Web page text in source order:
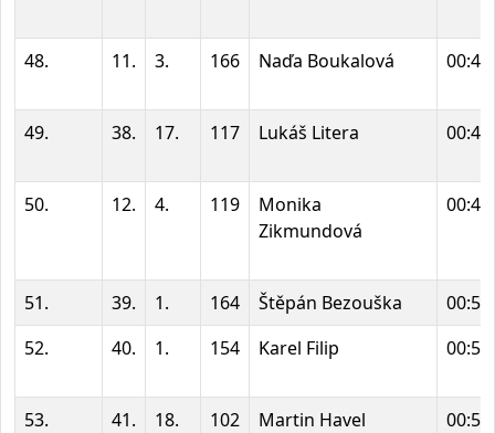
48. 11. 3. 166 Naďa Boukalová
49. 38. 17. 117 Lukáš Litera
50. 12. 4. 119
Monika
Zikmundová
51. 39. 1. 164 Štěpán Bezouška
52.
40. 1. 154 Karel Filip
53. 41. 18. 102 Martin Havel